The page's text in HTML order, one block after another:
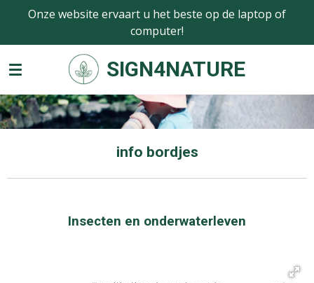
naar
de
hoofdinhoud
SIGN4NATURE
Onze website ervaart u het beste op de laptop of
computer!
info bordjes
Insecten en onderwaterleven